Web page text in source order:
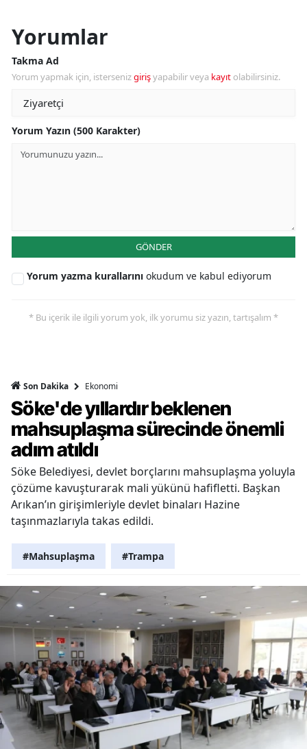
Yorumlar
Takma Ad
Yorum yapmak için, istersenizgirişyapabilir veya kayıt olabilirsiniz.
Yorum Yazın (500 Karakter)
GÖNDER
Yorum yazma kurallarını okudum ve kabul ediyorum
* Bu içerik ile ilgili yorum yok, ilk yorumu siz yazın, tartışalım *
Son Dakika Ekonomi
Söke'de yıllardır beklenen
mahsuplaşma sürecinde önemli
adım atıldı
Söke Belediyesi, devlet borçlarını mahsuplaşma yoluyla
çözüme kavuşturarak mali yükünü hafifletti. Başkan
Arıkan’ın girişimleriyle devlet binaları Hazine
taşınmazlarıyla takas edildi.
#Mahsuplaşma #Trampa